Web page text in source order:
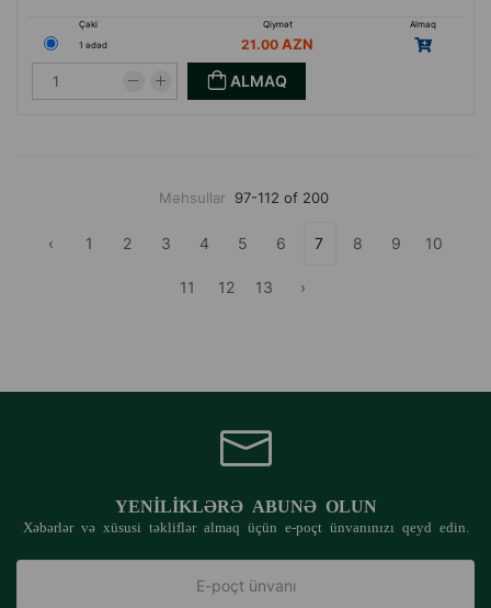
Çəki Qiymət
Almaq
1 ədəd
21.00
ALMAQ
Məhsullar 97-112 of 200
‹ 1 2 3 4 5 6 7 8 9 10
11 12 13 ›
YENILIKLƏRƏ ABUNƏ OLUN
Xəbərlər və xüsusi təkliflər almaq üçün e-poçt ünvanınızı qeyd edin.